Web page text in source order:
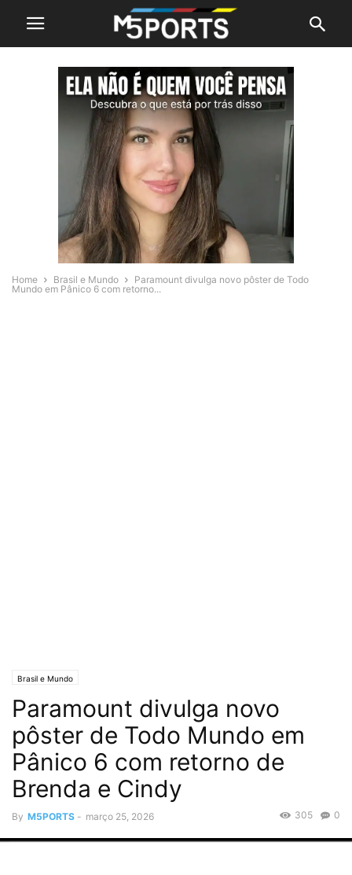
Home Brasil e Mundo
Paramount divulga novo pôster de Todo
Mundo em Pânico 6 com retorno...
Brasil e Mundo
Paramount divulga novo
pôster de Todo Mundo em
Pânico 6 com retorno de
Brenda e Cindy
By M5PORTS - março 25, 2026 0
305